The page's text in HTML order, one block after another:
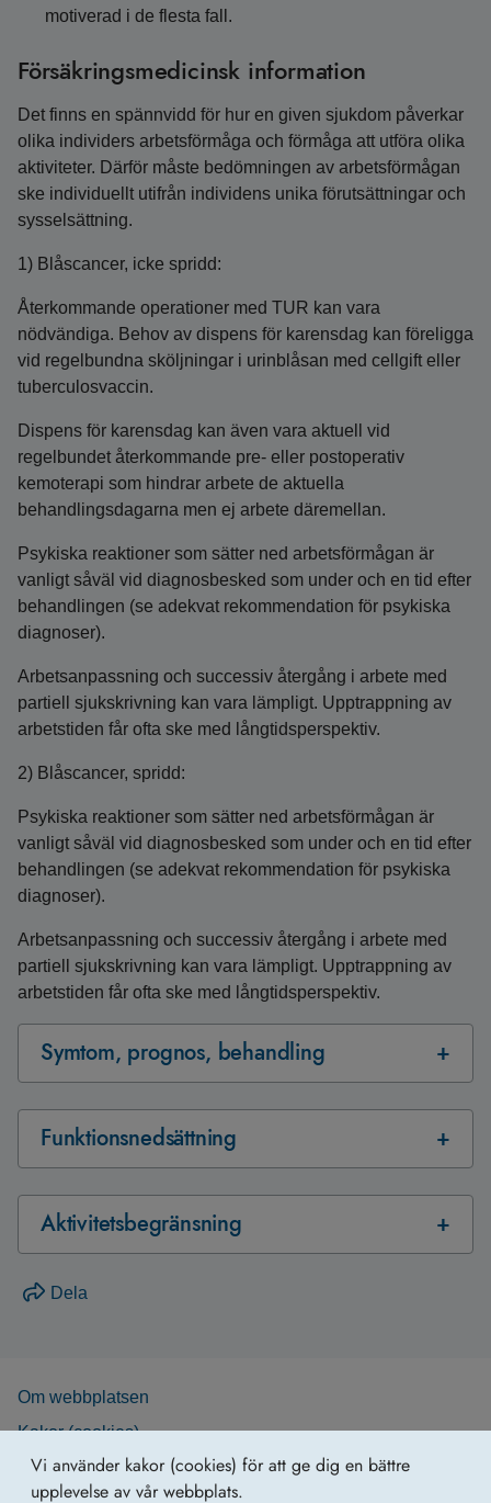
Vi använder kakor (cookies) för att ge dig en bättre
upplevelse av vår webbplats.
motiverad i de flesta fall.
Försäkringsmedicinsk information
Det finns en spännvidd för hur en given sjukdom påverkar
olika individers arbetsförmåga och förmåga att utföra olika
aktiviteter. Därför måste bedömningen av arbetsförmågan
ske individuellt utifrån individens unika förutsättningar och
sysselsättning.
1) Blåscancer, icke spridd:
Återkommande operationer med TUR kan vara
nödvändiga. Behov av dispens för karensdag kan föreligga
vid regelbundna sköljningar i urinblåsan med cellgift eller
tuberculosvaccin.
Dispens för karensdag kan även vara aktuell vid
regelbundet återkommande pre- eller postoperativ
kemoterapi som hindrar arbete de aktuella
behandlingsdagarna men ej arbete däremellan.
Psykiska reaktioner som sätter ned arbetsförmågan är
vanligt såväl vid diagnosbesked som under och en tid efter
behandlingen (se adekvat rekommendation för psykiska
diagnoser).
Arbetsanpassning och successiv återgång i arbete med
partiell sjukskrivning kan vara lämpligt. Upptrappning av
arbetstiden får ofta ske med långtidsperspektiv.
2) Blåscancer, spridd:
Psykiska reaktioner som sätter ned arbetsförmågan är
vanligt såväl vid diagnosbesked som under och en tid efter
behandlingen (se adekvat rekommendation för psykiska
diagnoser).
Arbetsanpassning och successiv återgång i arbete med
partiell sjukskrivning kan vara lämpligt. Upptrappning av
arbetstiden får ofta ske med långtidsperspektiv.
Symtom, prognos, behandling
Funktionsnedsättning
Aktivitetsbegränsning
Dela
Om webb­plat­sen
Kakor (coo­kies)
Web­b­karta